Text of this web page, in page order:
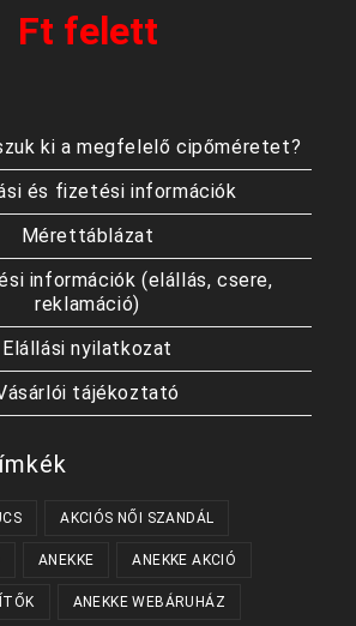
Ft felett
ki a megfelelő cipőméretet?
és fizetési információk
Mérettáblázat
információk (elállás, csere,
reklamáció)
Elállási nyilatkozat
tájékoztató
AKCIÓS NŐI SZANDÁL
ANEKKE ANEKKE AKCIÓ
ANEKKE WEBÁRUHÁZ